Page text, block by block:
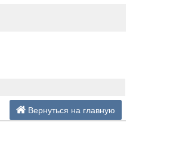
Вернуться на главную